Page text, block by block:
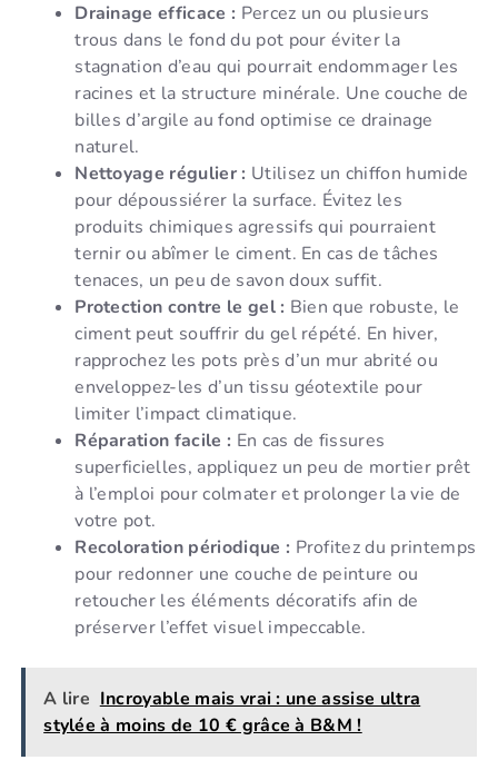
Drainage efficace : Percez un ou plusieurs
trous dans le fond du pot pour éviter la
stagnation d’eau qui pourrait endommager les
racines et la structure minérale. Une couche de
billes d’argile au fond optimise ce drainage
naturel.
Nettoyage régulier : Utilisez un chiffon humide
pour dépoussiérer la surface. Évitez les
produits chimiques agressifs qui pourraient
ternir ou abîmer le ciment. En cas de tâches
tenaces, un peu de savon doux suffit.
Protection contre le gel : Bien que robuste, le
ciment peut souffrir du gel répété. En hiver,
rapprochez les pots près d’un mur abrité ou
enveloppez-les d’un tissu géotextile pour
limiter l’impact climatique.
Réparation facile : En cas de fissures
superficielles, appliquez un peu de mortier prêt
à l’emploi pour colmater et prolonger la vie de
votre pot.
Recoloration périodique : Profitez du printemps
pour redonner une couche de peinture ou
retoucher les éléments décoratifs afin de
préserver l’effet visuel impeccable.
A lire Incroyable mais vrai : une assise ultra
stylée à moins de 10 € grâce à B&M !